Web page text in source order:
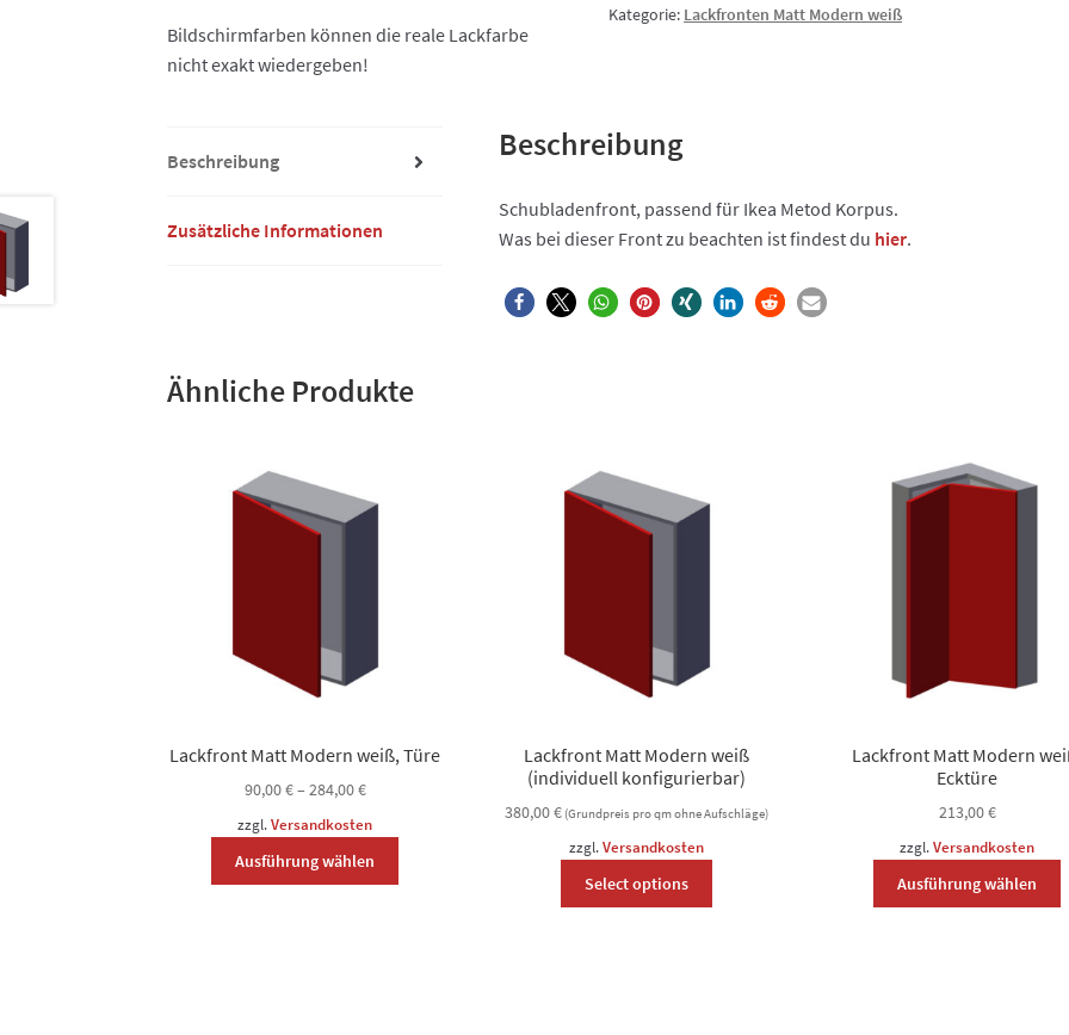
Bildschirmfarben können die reale Lackfarbe
nicht exakt wiedergeben!
Menge
Kategorie: Lackfronten Matt Modern weiß
Beschreibung
Zusätzliche Informationen
Beschreibung
Schubladenfront, passend für Ikea Metod Korpus.
Was bei dieser Front zu beachten ist findest du hier.
Ähnliche Produkte
Lackfront Matt Modern weiß, Türe
90,00€– 284,00€
zzgl.Versandkosten
Ausführung wählen
Lackfront Matt Modern weiß
(individuell konfigurierbar)
380,00€(Grundpreis pro qm ohne Aufschläge)
zzgl. Versandkosten
Select options
Lackfront Matt Modern
Ecktüre
213,00€
zzgl.Versandkosten
Ausführung wählen